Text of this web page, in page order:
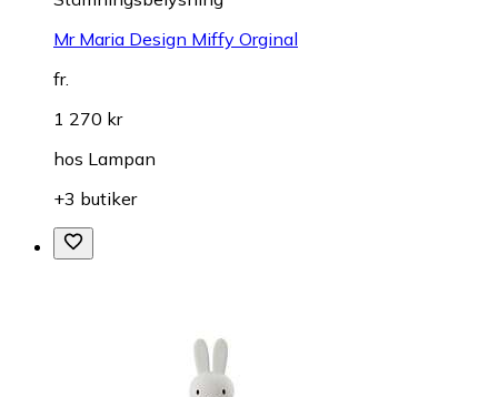
Mr Maria Design Miffy Orginal
fr.
1 270 kr
hos Lampan
+3 butiker